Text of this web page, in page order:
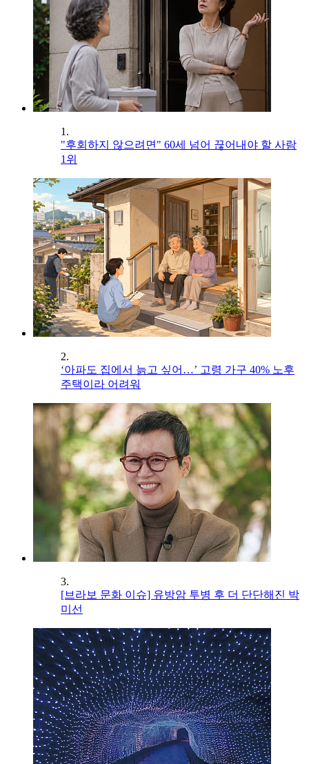
1.
"후회하지 않으려면" 60세 넘어 끊어내야 할 사람
1위
2.
‘아파도 집에서 늙고 싶어…’ 고령 가구 40% 노후
주택이라 어려워
3.
[브라보 문화 이슈] 유방암 투병 후 더 단단해진 박
미선